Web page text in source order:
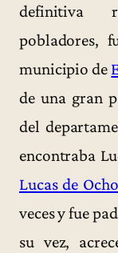
definitiva
pobladores,
municipio de
de una gran
del
encontraba
Lucas de
veces y fue
su vez,